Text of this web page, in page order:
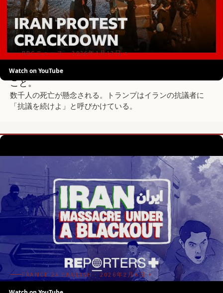
Watch on YouTube
BBCニュース · 2026年1月13日
イランの抗議と弾圧について、いまわかっている
こと。
数千人の死亡が懸念される。トランプはイランの抗議者に
「抗議を続けよ」と呼びかけている。
FRANCE 24 ENGLISH · 2026年2月6日